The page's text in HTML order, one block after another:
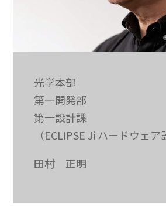
光学本部
第一開発部
第一設計課
（ECLIPSE Ji ハードウェア
田村 正明